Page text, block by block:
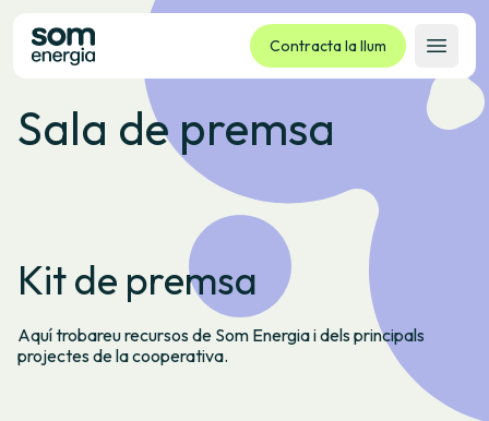
Contracta la llum
Obrir
Tarifes
La cooperativa
Contacte
Oficina virtual
Sala de premsa
Kit de premsa
Aquí trobareu recursos de Som Energia i dels principals
projectes de la cooperativa.